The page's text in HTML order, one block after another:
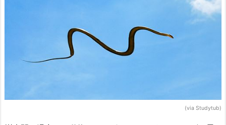
(via Studytub)